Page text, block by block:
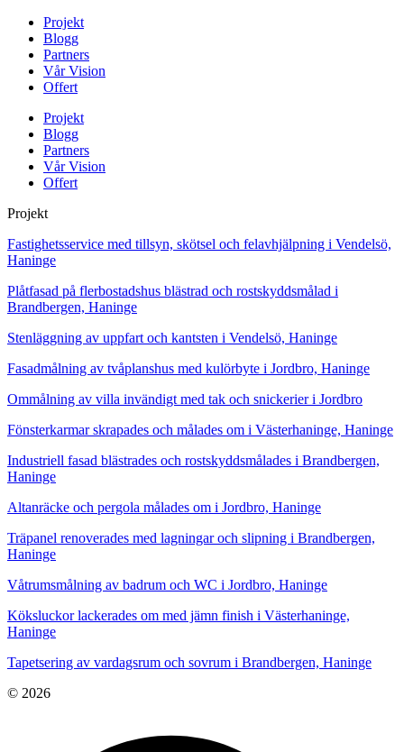
Projekt
Blogg
Partners
Vår Vision
Offert
Projekt
Blogg
Partners
Vår Vision
Offert
Projekt
Fastighetsservice med tillsyn, skötsel och felavhjälpning i Vendelsö,
Haninge
Plåtfasad på flerbostadshus blästrad och rostskyddsmålad i
Brandbergen, Haninge
Stenläggning av uppfart och kantsten i Vendelsö, Haninge
Fasadmålning av tvåplanshus med kulörbyte i Jordbro, Haninge
Ommålning av villa invändigt med tak och snickerier i Jordbro
Fönsterkarmar skrapades och målades om i Västerhaninge, Haninge
Industriell fasad blästrades och rostskyddsmålades i Brandbergen,
Haninge
Altanräcke och pergola målades om i Jordbro, Haninge
Träpanel renoverades med lagningar och slipning i Brandbergen,
Haninge
Våtrumsmålning av badrum och WC i Jordbro, Haninge
Köksluckor lackerades om med jämn finish i Västerhaninge,
Haninge
Tapetsering av vardagsrum och sovrum i Brandbergen, Haninge
© 2026